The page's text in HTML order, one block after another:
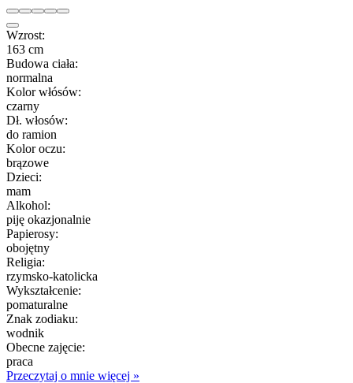
Wzrost:
163 cm
Budowa ciała:
normalna
Kolor włósów:
czarny
Dł. włosów:
do ramion
Kolor oczu:
brązowe
Dzieci:
mam
Alkohol:
piję okazjonalnie
Papierosy:
obojętny
Religia:
rzymsko-katolicka
Wykształcenie:
pomaturalne
Znak zodiaku:
wodnik
Obecne zajęcie:
praca
Przeczytaj o mnie więcej »